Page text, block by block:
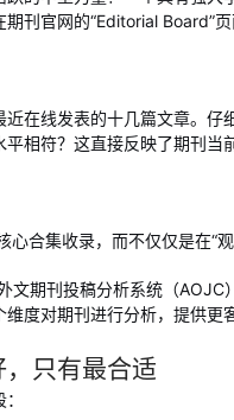
刊官网的“Editorial Board”页
在线发表的十几篇文章。仔
相符？这直接反映了期刊当
合集收录，而不仅仅是在“观
文期刊投稿分析系统（AOJC
度对期刊进行分析，提供更
只有最合适